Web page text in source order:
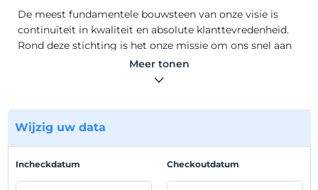
De meest fundamentele bouwsteen van onze visie is
continuïteit in kwaliteit en absolute klanttevredenheid.
Rond deze stichting is het onze missie om ons snel aan
te passen aan de innovaties van onze tijd, om onszelf te
vernieuwen met voortdurende investeringen en om te
gewaardeerde gasten met betaalbare prijsopties. Terwijl
we dit allemaal realiseren, is ons belangrijkste doel om
individuele termen te ontwikkelen en uit te breiden.
De meest fundamentele bouwsteen van onze visie is
Meer tonen
Wijzig uw data
Incheckdatum Checkoutdatum